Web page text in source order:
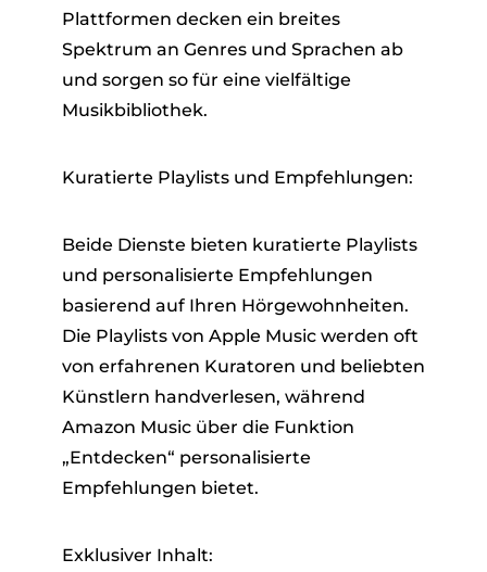
Plattformen decken ein breites
Spektrum an Genres und Sprachen ab
und sorgen so für eine vielfältige
Musikbibliothek.
Kuratierte Playlists und Empfehlungen:
Beide Dienste bieten kuratierte Playlists
und personalisierte Empfehlungen
basierend auf Ihren Hörgewohnheiten.
Die Playlists von Apple Music werden oft
von erfahrenen Kuratoren und beliebten
Künstlern handverlesen, während
Amazon Music über die Funktion
„Entdecken“ personalisierte
Empfehlungen bietet.
Exklusiver Inhalt: